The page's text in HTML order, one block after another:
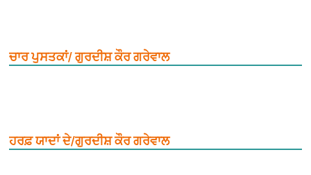
ਚਾਰ ਪੁਸਤਕਾਂ/ ਗੁਰਦੀਸ਼ ਕੌਰ ਗਰੇਵਾਲ
ਹਰਫ਼ ਯਾਦਾਂ ਦੇ/ਗੁਰਦੀਸ਼ ਕੌਰ ਗਰੇਵਾਲ